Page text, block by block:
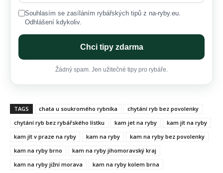
Souhlasím se zasíláním rybářských tipů z na-ryby.eu.
Odhlášení kdykoliv.
Chci tipy zdarma
Žádný spam. Jen užitečné tipy pro rybáře.
TAGS chata u soukromého rybníka
chytání ryb bez povolenky
chytání ryb bez rybářského lístku
kam jet na ryby
kam jít na ryby
kam jít v praze na ryby
kam na ryby
kam na ryby bez povolenky
kam na ryby brno
kam na ryby jihomoravský kraj
kam na ryby jižní morava
kam na ryby kolem brna